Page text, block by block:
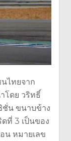
ไทยจาก
โดย วริทธิ์
ชั่น ขนาบข้าง
ที่ 3 เป็นของ
น หมายเลข